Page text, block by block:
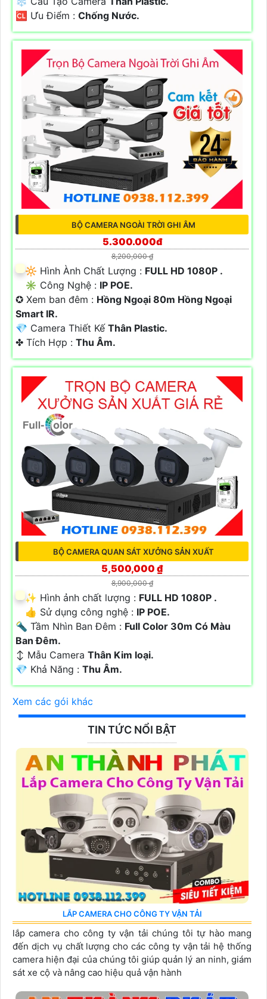
️🆑 Ưu Điểm : Chống Nước.
BỘ CAMERA NGOÀI TRỜI GHI ÂM
5.300.000đ
8,200,000 ₫
🔆 Hình Ành Chất Lượng : FULL HD 1080P .
✳️ Công Nghệ : IP POE.
✪ Xem ban đêm : Hồng Ngoại 80m Hồng Ngoại
Smart IR.
💎 Camera Thiết Kế Thân Plastic.
️✤ Tích Hợp : Thu Âm.
BỘ CAMERA QUAN SÁT XƯỞNG SẢN XUẤT
5,500,000 ₫
8,900,000 ₫
✨ Hình ảnh chất lượng : FULL HD 1080P .
👍 Sử dụng công nghệ : IP POE.
🔦 Tầm Nhìn Ban Đêm : Full Color 30m Có Màu
Ban Ðêm.
↕️ Mẫu Camera Thân Kim loại.
️💎 Khả Năng : Thu Âm.
Xem các gói khác
TIN TỨC NỔI BẬT
LẮP CAMERA CHO CÔNG TY VẬN TẢI
lắp camera cho công ty vận tải chúng tôi tự hào mang
đến dịch vụ chất lượng cho các công ty vận tải hệ thống
camera hiện đại của chúng tôi giúp quản lý an ninh, giám
sát xe cộ và nâng cao hiệu quả vận hành